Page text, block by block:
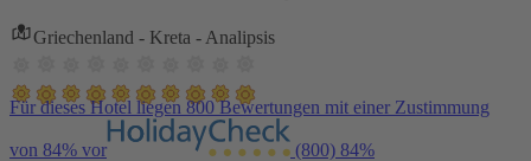
Griechenland - Kreta - Analipsis
Für dieses Hotel liegen 800 Bewertungen mit einer Zustimmung
von 84% vor (800) 84%